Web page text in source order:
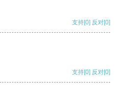
支持[0] 反对[0]
支持[0] 反对[0]